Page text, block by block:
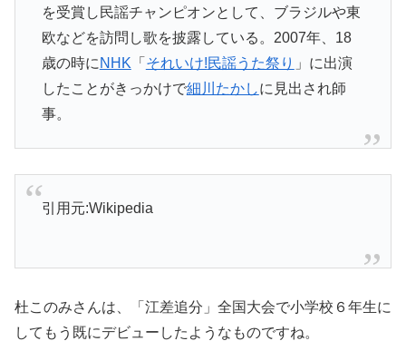
を受賞し民謡チャンピオンとして、ブラジルや東
欧などを訪問し歌を披露している。2007年、18
歳の時に NHK 「 それいけ!民謡うた祭り 」に出演
したことがきっかけで細川たかしに見出され師
事。
引用元:Wikipedia
杜このみさんは、「江差追分」 全国大会で小学校６年生に
してもう既にデビューしたようなものですね。